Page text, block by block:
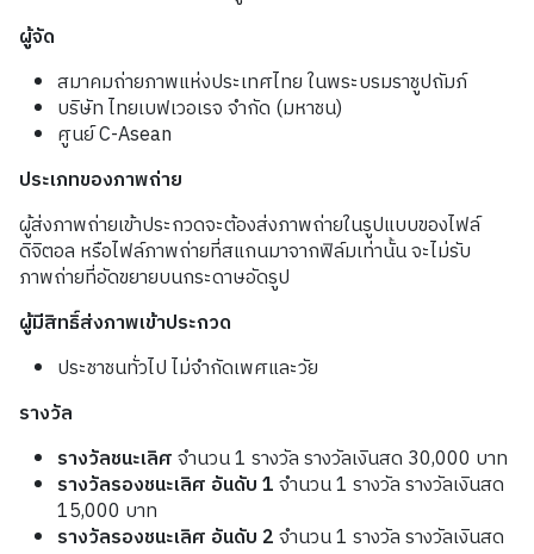
ผู้จัด
สมาคมถ่ายภาพแห่งประเทศไทย ในพระบรมราชูปถัมภ์
บริษัท ไทยเบฟเวอเรจ จำกัด (มหาชน)
ศูนย์C-Asean
ประเภทของภาพถ่าย
ผู้ส่งภาพถ่ายเข้าประกวดจะต้องส่งภาพถ่ายในรูปแบบของไฟล์
ดิจิตอล หรือไฟล์ภาพถ่ายที่สแกนมาจากฟิล์มเท่านั้น จะไม่รับ
ภาพถ่ายที่อัดขยายบนกระดาษอัดรูป
ผู้มีสิทธิ์ส่งภาพเข้าประกวด
ประชาชนทั่วไปไม่จำกัดเพศและวัย
รางวัล
รางวัลชนะเลิศจำนวน1 รางวัล รางวัลเงินสด 30,000 บาท
รางวัลรองชนะเลิศ อันดับ1จำนวน1 รางวัล รางวัลเงินสด
15,000 บาท
รางวัลรองชนะเลิศ อันดับ 2จำนวน1 รางวัล รางวัลเงินสด